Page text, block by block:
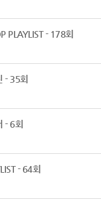
PLAYLIST - 178회
- 35회
- 6회
- 64회